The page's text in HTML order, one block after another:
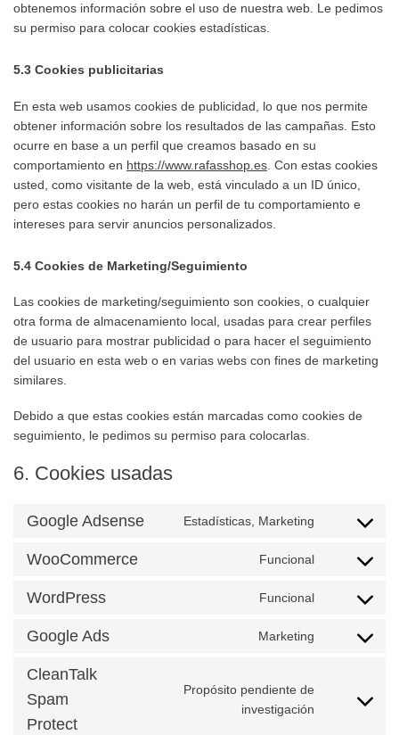
obtenemos información sobre el uso de nuestra web. Le pedimos
su permiso para colocar cookies estadísticas.
5.3 Cookies publicitarias
En esta web usamos cookies de publicidad, lo que nos permite
obtener información sobre los resultados de las campañas. Esto
ocurre en base a un perfil que creamos basado en su
comportamiento en https://www.rafasshop.es . Con estas cookies
usted, como visitante de la web, está vinculado a un ID único,
pero estas cookies no harán un perfil de tu comportamiento e
intereses para servir anuncios personalizados.
5.4 Cookies de Marketing/Seguimiento
Las cookies de marketing/seguimiento son cookies, o cualquier
otra forma de almacenamiento local, usadas para crear perfiles
de usuario para mostrar publicidad o para hacer el seguimiento
del usuario en esta web o en varias webs con fines de marketing
similares.
Debido a que estas cookies están marcadas como cookies de
seguimiento, le pedimos su permiso para colocarlas.
6. Cookies usadas
Google Adsense Estadísticas, Marketing
Consent
service
adsense
WooCommerce Funcional
Consent
service
WordPress Funcional
Consent
service
Google Ads Marketing
Consent
google-
CleanTalk
Spam
Protect
Propósito pendiente de
investigación
Consent